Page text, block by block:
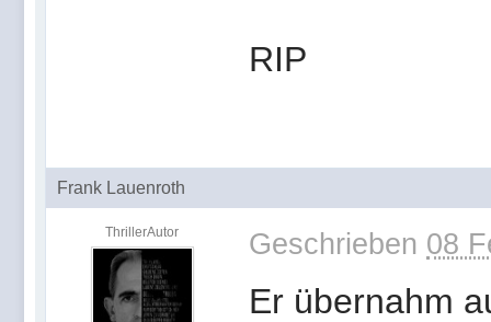
RIP
Frank Lauenroth
ThrillerAutor Geschrieben 08
Er übernahm